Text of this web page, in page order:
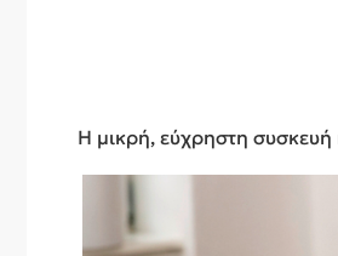
Η μικρή, εύχρηστη